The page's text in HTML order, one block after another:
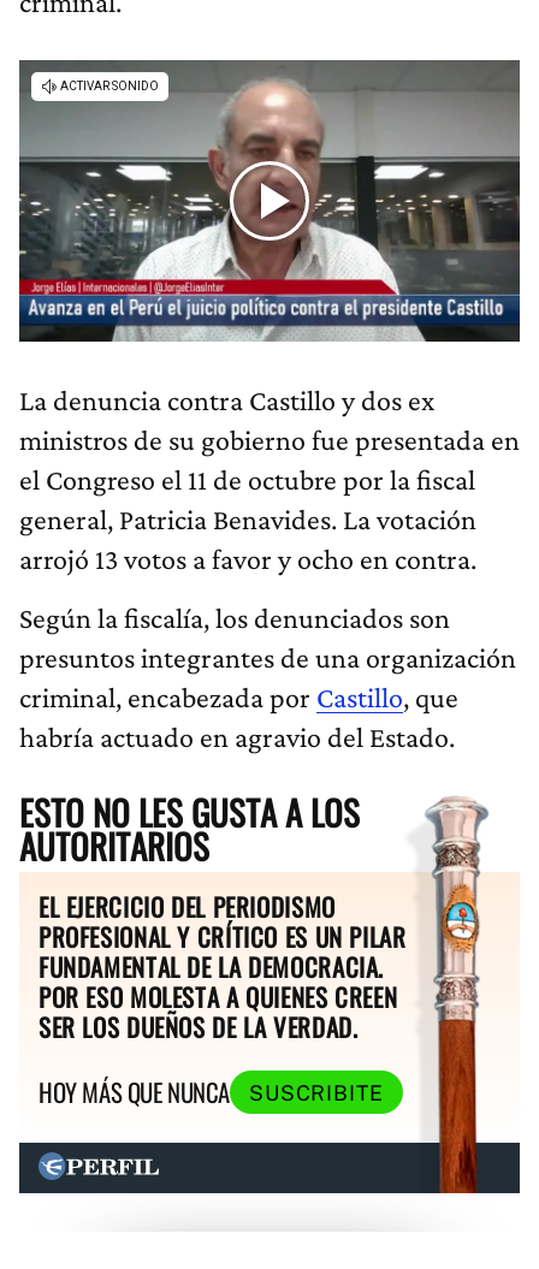
La denuncia contra Castillo y dos ex
ministros de su gobierno fue presentada en
el Congreso el 11 de octubre por la fiscal
general, Patricia Benavides. La votación
arrojó 13 votos a favor y ocho en contra.
Según la fiscalía, los denunciados son
presuntos integrantes de una organización
criminal, encabezada por Castillo, que
habría actuado en agravio del Estado.
ESTO NO LES GUSTA A LOS
AUTORITARIOS
EL EJERCICIO DEL PERIODISMO
PROFESIONAL Y CRÍTICO ES UN PILAR
FUNDAMENTAL DE LA DEMOCRACIA.
POR ESO MOLESTA A QUIENES CREEN
SER LOS DUEÑOS DE LA VERDAD.
HOY MÁS QUE NUNCA
SUSCRIBITE